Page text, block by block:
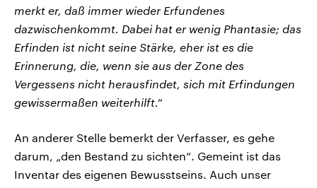
merkt er, daß immer wieder Erfundenes
dazwischenkommt. Dabei hat er wenig Phantasie; das
Erfinden ist nicht seine Stärke, eher ist es die
Erinnerung, die, wenn sie aus der Zone des
Vergessens nicht herausfindet, sich mit Erfindungen
gewissermaßen weiterhilft.“
An anderer Stelle bemerkt der Verfasser, es gehe
darum, „den Bestand zu sichten“. Gemeint ist das
Inventar des eigenen Bewusstseins. Auch unser